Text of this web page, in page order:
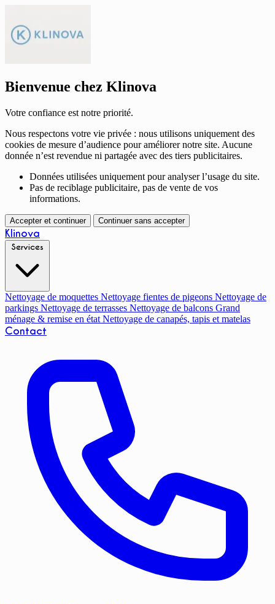
Bienvenue chez Klinova
Votre confiance est notre priorité.
Nous respectons votre vie privée : nous utilisons uniquement des
cookies de mesure d’audience pour améliorer notre site. Aucune
donnée n’est revendue ni partagée avec des tiers publicitaires.
Données utilisées uniquement pour analyser l’usage du site.
Pas de reciblage publicitaire, pas de vente de vos
informations.
Accepter et continuer Continuer sans accepter
Klinova
Nettoyage de moquettes Nettoyage fientes de pigeons Nettoyage de
parkings Nettoyage de terrasses Nettoyage de balcons Grand
ménage & remise en état Nettoyage de canapés, tapis et matelas
Contact